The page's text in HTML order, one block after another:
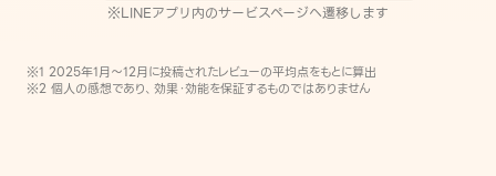
※LINEアプリ内のサービスページへ遷移します
※1 2025年1月〜12月に投稿されたレビューの平均点をもとに算出
※2 個人の感想であり、効果・効能を保証するものではありません